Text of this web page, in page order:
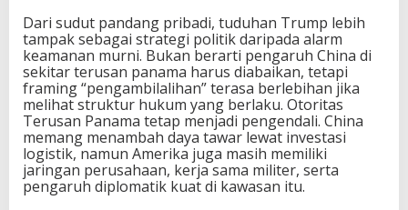
Dari sudut pandang pribadi, tuduhan Trump lebih
tampak sebagai strategi politik daripada alarm
keamanan murni. Bukan berarti pengaruh China di
sekitar terusan panama harus diabaikan, tetapi
framing “pengambilalihan” terasa berlebihan jika
melihat struktur hukum yang berlaku. Otoritas
Terusan Panama tetap menjadi pengendali. China
memang menambah daya tawar lewat investasi
logistik, namun Amerika juga masih memiliki
jaringan perusahaan, kerja sama militer, serta
pengaruh diplomatik kuat di kawasan itu.